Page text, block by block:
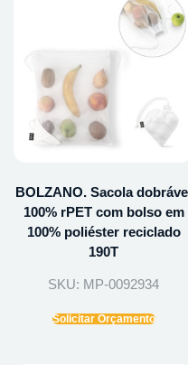
BOLZANO. Sacola
100% rPET com bolso em
100% poliéster reciclado
190T
SKU: MP-0092934
Solicitar Orçamento